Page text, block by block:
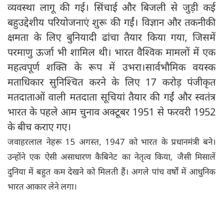
व्यवस्था लागू की गई। सिंचाई और बिजली से जुड़ी कई
बहुउद्देशीय परियोजनाएं शुरू की गईं। विज्ञान और तकनीकी
क्षमता के लिए बुनियादी ढांचा तैयार किया गया, जिसमें
परमाणु ऊर्जा भी शामिल थी। भारत वैश्विक मामलों में एक
महत्वपूर्ण शक्ति के रूप में उभरा।सार्वभौमिक वयस्क
मताधिकार सुनिश्चित करने के लिए 17 करोड़ पंजीकृत
मतदाताओं वाली मतदाता सूचियां तैयार की गईं और स्वतंत्र
भारत के पहले आम चुनाव अक्टूबर 1951 से फरवरी 1952
के बीच कराए गए।
जवाहरलाल नेहरू 15 अगस्त, 1947 को भारत के प्रधानमंत्री बने।
उन्होंने एक ऐसी असाधारण कैबिनेट का नेतृत्व किया, जैसी मिसालें
दुनिया में बहुत कम देखने को मिलती हैं। अगले पांच वर्षों में आधुनिक
भारत आकार लेने लगा।